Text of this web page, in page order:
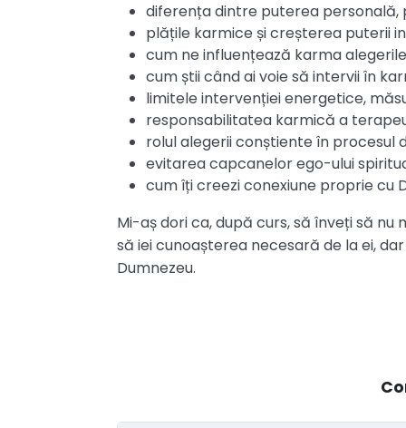
diferența dintre puterea
plățile karmice și creșterea puterii
cum ne influențează karma
cum știi când ai voie să intervii în
limitele intervenției energetice,
responsabilitatea karmică a
rolul alegerii conștiente în procesul
evitarea capcanelor ego-ului
cum îți creezi conexiune proprie cu
Mi-aș dori ca, după curs, să înveți să nu
să iei cunoașterea necesară de la ei,
Dumnezeu.